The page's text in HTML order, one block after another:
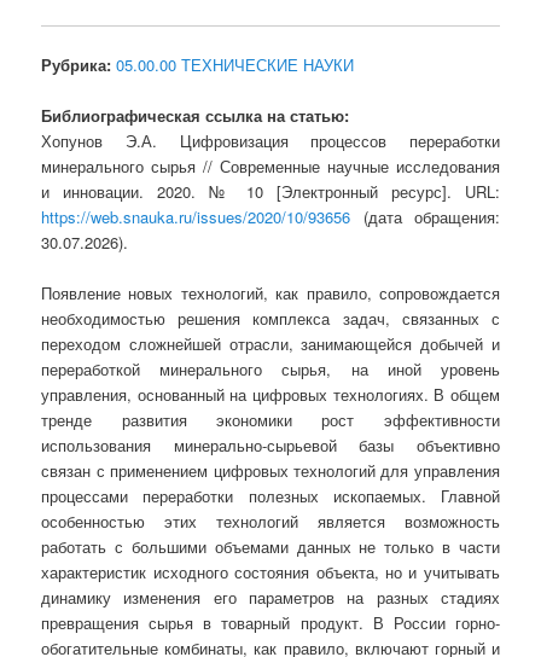
Рубрика: 05.00.00 ТЕХНИЧЕСКИЕ НАУКИ
Библиографическая ссылка на статью:
Хопунов Э.А. Цифровизация процессов переработки
минерального сырья // Современные научные исследования
и инновации. 2020. № 10 [Электронный ресурс]. URL:
https://web.snauka.ru/issues/2020/10/93656 (дата обращения:
30.07.2026).
Появление новых технологий, как правило, сопровождается
необходимостью решения комплекса задач, связанных с
переходом сложнейшей отрасли, занимающейся добычей и
переработкой минерального сырья, на иной уровень
управления, основанный на цифровых технологиях. В общем
тренде развития экономики рост эффективности
использования минерально-сырьевой базы объективно
связан с применением цифровых технологий для управления
процессами переработки полезных ископаемых. Главной
особенностью этих технологий является возможность
работать с большими объемами данных не только в части
характеристик исходного состояния объекта, но и учитывать
динамику изменения его параметров на разных стадиях
превращения сырья в товарный продукт. В России горно-
обогатительные комбинаты, как правило, включают горный и